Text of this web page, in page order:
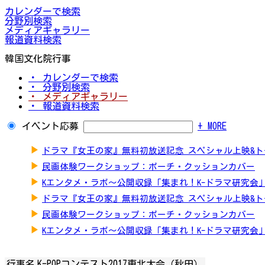
カレンダーで検索
分野別検索
メディアギャラリー
報道資料検索
韓国文化院行事
・ カレンダーで検索
・ 分野別検索
・ メディアギャラリー
・ 報道資料検索
イベント応募 + MORE
▶ ドラマ『女王の家』無料初放送記念 スペシャル上映&
▶ 民画体験ワークショップ：ポーチ・クッションカバー
▶ Kエンタメ・ラボ～公開収録「集まれ！K-ドラマ研究会」
▶ ドラマ『女王の家』無料初放送記念 スペシャル上映&
▶ 民画体験ワークショップ：ポーチ・クッションカバー
▶ Kエンタメ・ラボ～公開収録「集まれ！K-ドラマ研究会」